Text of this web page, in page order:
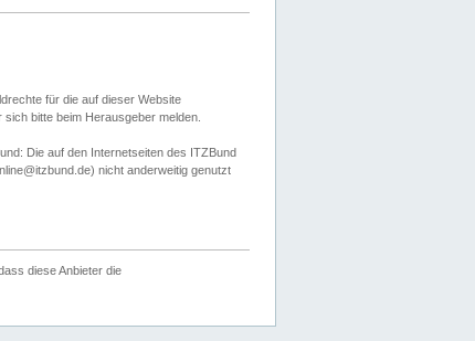
für die auf dieser Website
bitte beim Herausgeber melden.
Die auf den Internetseiten des ITZBund
nicht anderweitig genutzt
diese Anbieter die